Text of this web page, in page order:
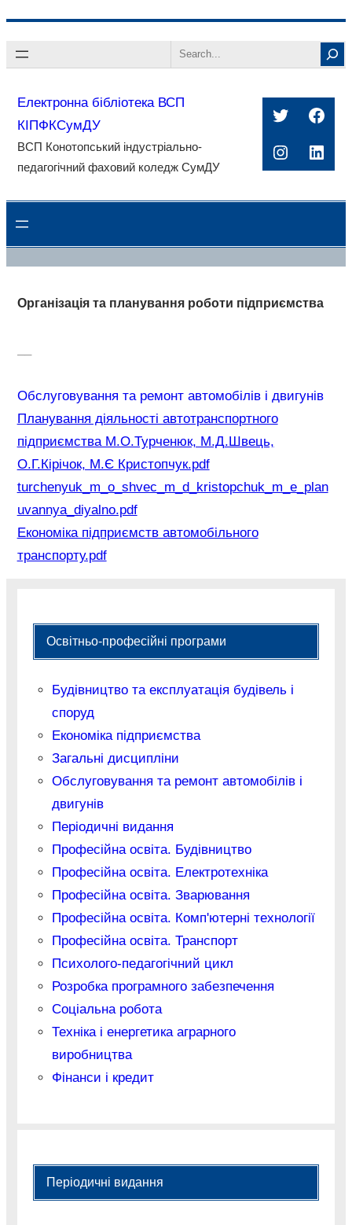
до
Search
Електронна бібліотека ВСП
КІПФКСумДУ
ВСП Конотопський індустріально-
педагогічний фаховий коледж СумДУ
Twitter
Організація та планування роботи підприємства
––
Обслуговування та ремонт автомобілів і двигунів
Планування діяльності автотранспортного
підприємства М.О.Турченюк, М.Д.Швець,
О.Г.Кірічок, М.Є Кристопчук.pdf
turchenyuk_m_o_shvec_m_d_kristopchuk_m_e_plan
uvannya_diyalno.pdf
Економіка підприємств автомобільного
транспорту.pdf
Освітньо-професійні програми
Будівництво та експлуатація будівель і
споруд
Економіка підприємства
Загальні дисципліни
Обслуговування та ремонт автомобілів і
двигунів
Періодичні видання
Професійна освіта. Будівництво
Професійна освіта. Електротехніка
Професійна освіта. Зварювання
Професійна освіта. Комп'ютерні технології
Професійна освіта. Транспорт
Психолого-педагогічний цикл
Розробка програмного забезпечення
Соціальна робота
Техніка і енергетика аграрного
виробництва
Фінанси і кредит
Періодичні видання